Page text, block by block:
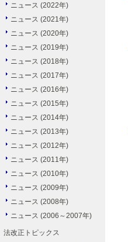
ニュース (2022年)
ニュース (2021年)
ニュース (2020年)
ニュース (2019年)
ニュース (2018年)
ニュース (2017年)
ニュース (2016年)
ニュース (2015年)
ニュース (2014年)
ニュース (2013年)
ニュース (2012年)
ニュース (2011年)
ニュース (2010年)
ニュース (2009年)
ニュース (2008年)
ニュース (2006～2007年)
法改正トピックス